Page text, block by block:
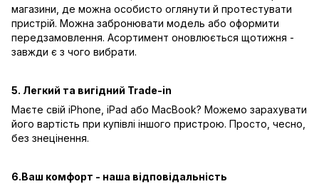
магазини, де можна особисто оглянути й протестувати
пристрій. Можна забронювати модель або оформити
передзамовлення. Асортимент оновлюється щотижня -
завжди є з чого вибрати.
5. Легкий та вигідний Trade-in
Маєте свій iPhone, iPad або MacBook? Можемо зарахувати
його вартість при купівлі іншого пристрою. Просто, чесно,
без знецінення.
6.Ваш комфорт - наша відповідальність